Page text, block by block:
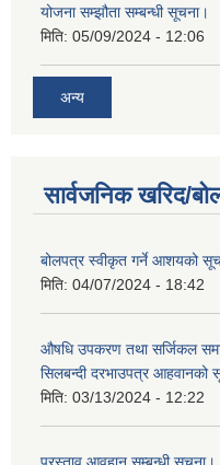
योजना सम्झौता सम्बन्धी सूचना।
मिति: 05/09/2024 - 12:06
अन्य
सार्वजनिक खरिद/
बोलपत्र स्वीकृत गर्ने आशयको
मिति: 04/07/2024 - 18:42
औषधि उपकरण तथा सर्जिकल
सिलबन्दी दरभाउपत्र आहवानको
मिति: 03/13/2024 - 12:22